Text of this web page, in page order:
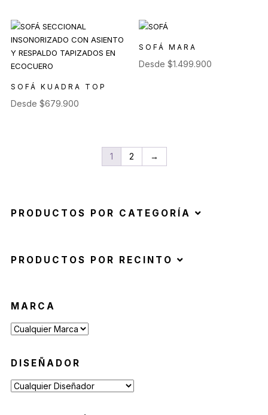
SOFÁ KUADRA TOP
Desde $679.900
SOFÁ MARA
Desde$1.499.900
1 2 →
PRODUCTOS POR CATEGORÍA
PRODUCTOS POR RECINTO
MARCA
DISEÑADOR